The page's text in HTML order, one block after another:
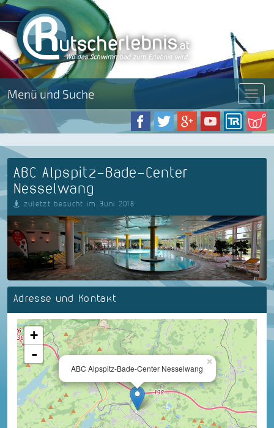
Menü und Suche Menü
ABC Alpspitz-Bade-Center
Nesselwang
zuletzt besucht im Juni 2018
Adresse und Kontakt
×
ABC Alpspitz-Bade-Center Nesselwang
+
-